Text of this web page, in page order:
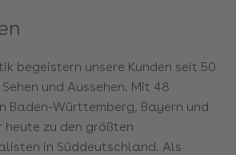
begeistern unsere Kunden seit 50
und Aussehen. Mit 48
Baden-Württemberg, Bayern und
heute zu den größten
in Süddeutschland. Als